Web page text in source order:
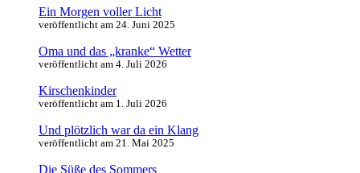
Ein Morgen voller Licht
veröffentlicht am 24. Juni 2025
Oma und das „kranke“ Wetter
veröffentlicht am 4. Juli 2026
Kirschenkinder
veröffentlicht am 1. Juli 2026
Und plötzlich war da ein Klang
veröffentlicht am 21. Mai 2025
Die Süße des Sommers